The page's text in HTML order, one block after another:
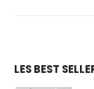
LES BEST